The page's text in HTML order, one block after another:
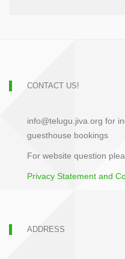
CONTACT US!
info@telugu.jiva.org for
guesthouse bookings
For website question
Privacy Statement and
ADDRESS